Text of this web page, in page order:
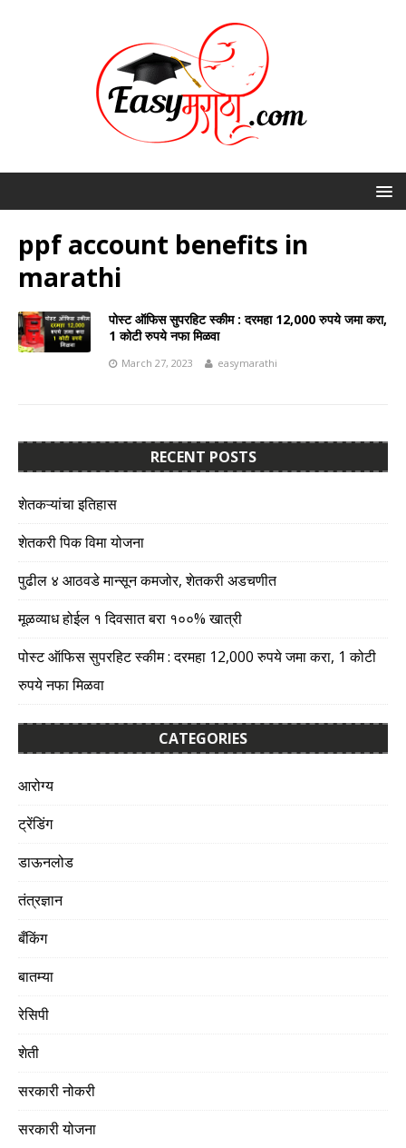
ppf account benefits in
marathi
पोस्ट ऑफिस सुपरहिट स्कीम : दरमहा 12,000 रुपये जमा करा,
1 कोटी रुपये नफा मिळवा
March 27, 2023 easymarathi
RECENT POSTS
शेतकऱ्यांचा इतिहास
शेतकरी पिक विमा योजना
पुढील ४ आठवडे मान्सून कमजोर, शेतकरी अडचणीत
मूळव्याध होईल १ दिवसात बरा १००% खात्री
पोस्ट ऑफिस सुपरहिट स्कीम : दरमहा 12,000 रुपये जमा करा, 1 कोटी
रुपये नफा मिळवा
CATEGORIES
आरोग्य
ट्रेंडिंग
डाऊनलोड
तंत्रज्ञान
बँकिंग
बातम्या
रेसिपी
शेती
सरकारी नोकरी
सरकारी योजना